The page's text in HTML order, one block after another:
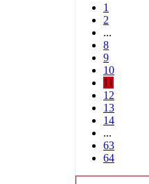
1
2
...
8
9
10
11
12
13
14
...
63
64